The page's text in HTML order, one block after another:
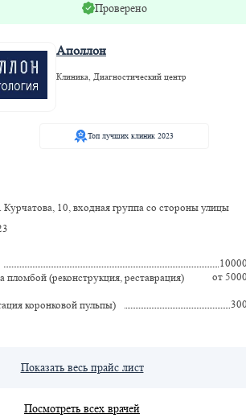
Проверено
Аполлон
Клиника, Диагностический центр
Топ лучших клиник 2023
Курчатова, 10, входная группа со стороны улицы
пломбой (реконструкция, реставрация)
от
коронковой пульпы)
Показать весь прайс лист
Посмотреть всех врачей